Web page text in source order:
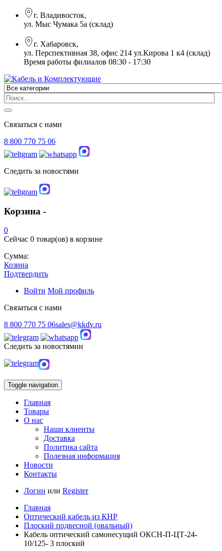
г. Владивосток,
ул. Мыс Чумака 5а (склад)
г. Хабаровск,
ул. Перспективная 38, офис 214 ул.Кирова 1 к4 (склад)
Время работы филиалов 08:30 - 17:30
Связаться с нами
8 800 770 75 06
Следить за новостями
Корзина -
0
Сейчас 0 товар(ов) в корзине
Сумма:
Козина
Подтвердить
Войти Мой профиль
Связаться с нами
8 800 770 75 06sales@kkdv.ru
Следить за новостямии
Toggle navigation
Главная
Товары
О нас
Наши клиенты
Доставка
Политика сайта
Полезная информация
Новости
Контакты
Логин или Register
Главная
Оптический кабель из КНР
Плоский подвесной (овальный)
Кабель оптический самонесущий ОКСН-П-ЦТ-24-
10/125- 3 плоский